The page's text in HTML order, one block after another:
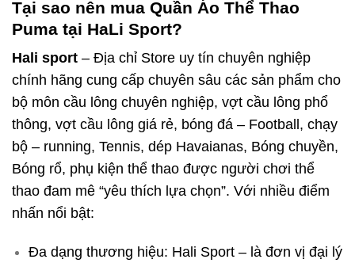
Tại sao nên mua Quần Áo Thể Thao
Puma tại HaLi Sport?
Hali sport – Địa chỉ Store uy tín chuyên nghiệp
chính hãng cung cấp chuyên sâu các sản phẩm cho
bộ môn cầu lông chuyên nghiệp, vợt cầu lông phổ
thông, vợt cầu lông giá rẻ, bóng đá – Football, chạy
bộ – running, Tennis, dép Havaianas, Bóng chuyền,
Bóng rổ, phụ kiện thể thao được người chơi thể
thao đam mê “yêu thích lựa chọn”. Với nhiều điểm
nhấn nổi bật:
Đa dạng thương hiệu: Hali Sport – là đơn vị đại lý